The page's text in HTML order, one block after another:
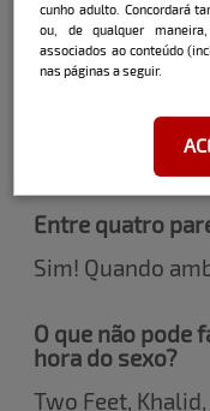
Indique um
gostou.
Livro o Milagre
favorito “Uma
Entre quatro
Sim! Quando
O que não pode
hora do sexo?
Two Feet, Khalid,
cunho adulto. Concordará
ou, de qualquer
associados ao conteúdo
nas páginas a seguir.